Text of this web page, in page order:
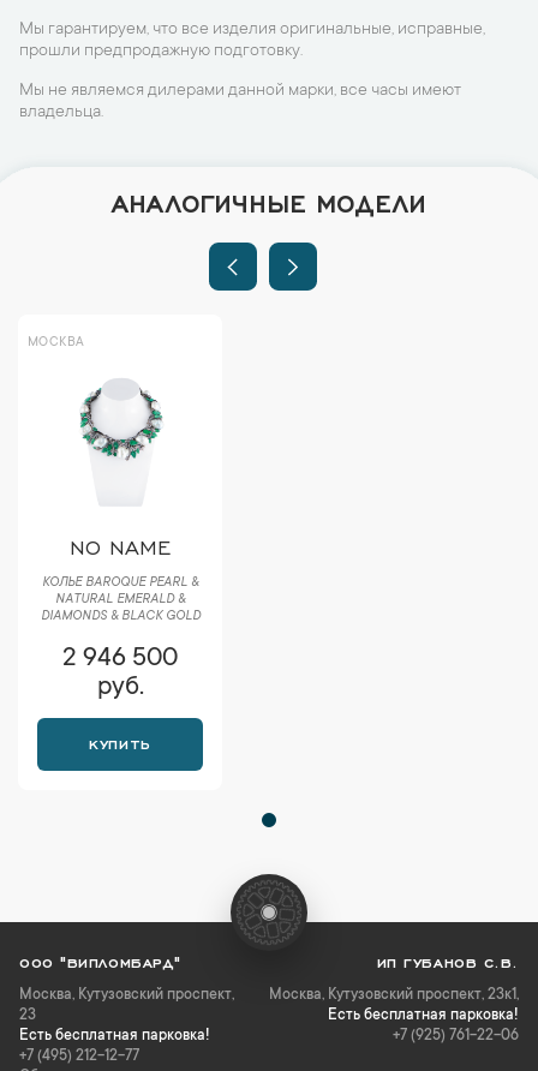
Мы гарантируем, что все изделия оригинальные, исправные,
прошли предпродажную подготовку.
Мы не являемся дилерами данной марки, все часы имеют
владельца.
АНАЛОГИЧНЫЕ МОДЕЛИ
МОСКВА
NO NAME
КОЛЬЕ BAROQUE PEARL &
NATURAL EMERALD &
DIAMONDS & BLACK GOLD
2 946 500
руб.
КУПИТЬ
ООО "ВИПЛОМБАРД"
Москва, Кутузовский проспект,
23
Есть бесплатная парковка!
+7 (495) 212-12-77
ИП ГУБАНОВ С.В.
Москва, Кутузовский проспект, 23к1,
Есть бесплатная парковка!
+7 (925) 761-22-06